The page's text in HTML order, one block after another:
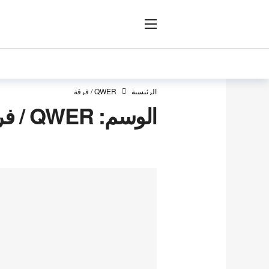
الرئيسية QWER / فرقة
الوسم:QWER / فرقة